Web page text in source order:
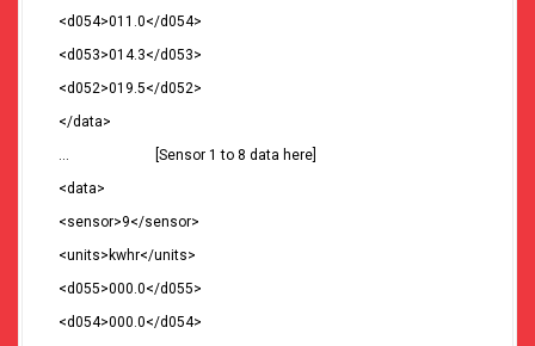
<d054>011.0</d054>
<d053>014.3</d053>
<d052>019.5</d052>
</data>
… [Sensor 1 to 8 data here]
<data>
<sensor>9</sensor>
<units>kwhr</units>
<d055>000.0</d055>
<d054>000.0</d054>